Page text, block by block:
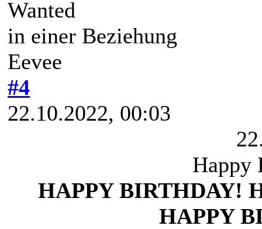
Wanted
in einer Beziehung
Eevee
#4
22.10.2022, 00:03
Happy
HAPPY BIRTHDAY!
HAPPY